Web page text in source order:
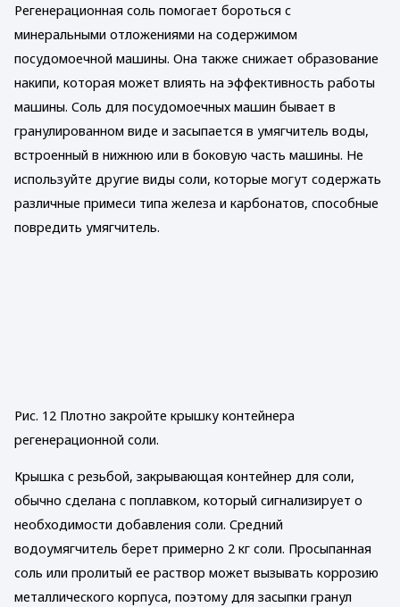
Регенерационная соль помогает бороться с
минеральными отложениями на содержимом
посудомоечной машины. Она также снижает образование
накипи, которая может влиять на эффективность работы
машины. Соль для посудомоечных машин бывает в
гранулированном виде и засыпается в умягчитель воды,
встроенный в нижнюю или в боковую часть машины. Не
используйте другие виды соли, которые могут содержать
различные примеси типа железа и карбонатов, способные
повредить умягчитель.
Рис. 12 Плотно закройте крышку контейнера
регенерационной соли.
Крышка с резьбой, закрывающая контейнер для соли,
обычно сделана с поплавком, который сигнализирует о
необходимости добавления соли. Средний
водоумягчитель берет примерно 2 кг соли. Просыпанная
соль или пролитый ее раствор может вызывать коррозию
металлического корпуса, поэтому для засыпки гранул